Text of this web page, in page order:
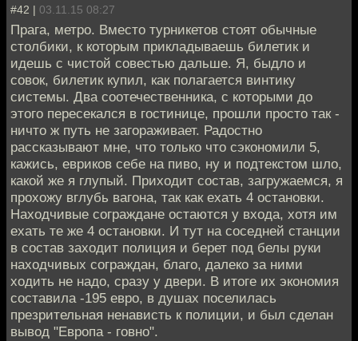
#42 | 03.11.15 08:27
Прага, метро. Вместо турникетов стоят обычные
столбики, к которым прикладываешь билетик и
идешь с чистой совестью дальше. Я, быдло и
совок, билетик купил, как полагается винтику
системы. Два соотечественника, с которыми до
этого пересекался в гостинице, прошли просто так -
ничто ж путь не загораживает. Радостно
рассказывают мне, что только что сэкономили 5,
кажись, евриков себе на пиво, ну и подтекстом шло,
какой же я глупый. Приходит состав, загружаемся, я
прохожу вглубь вагона, так как ехать 4 остановки.
Находчивые сограждане остаются у входа, хотя им
ехать те же 4 остановки. И тут на соседней станции
в состав заходит полиция и берет под белы руки
находчивых сограждан, благо, далеко за ними
ходить не надо, сразу у двери. В итоге их экономия
составила -195 евро, в душах поселилась
презрительная ненависть к полиции, и был сделан
вывод "Европа - говно".